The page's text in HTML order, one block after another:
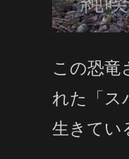
この恐竜
れた「ス
生きてい